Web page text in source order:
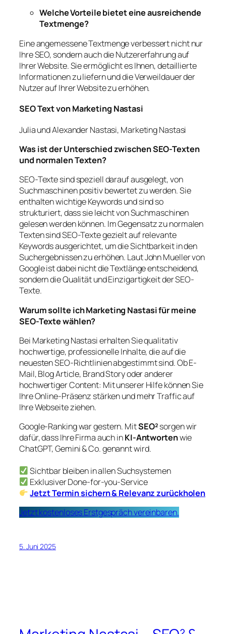
Welche Vorteile bietet eine ausreichende
Textmenge?
Eine angemessene Textmenge verbessert nicht nur
Ihre SEO, sondern auch die Nutzererfahrung auf
Ihrer Website. Sie ermöglicht es Ihnen, detaillierte
Informationen zu liefern und die Verweildauer der
Nutzer auf Ihrer Website zu erhöhen.
SEO Text von Marketing Nastasi
Julia und Alexander Nastasi, Marketing Nastasi
Was ist der Unterschied zwischen SEO-Texten
und normalen Texten?
SEO-Texte sind speziell darauf ausgelegt, von
Suchmaschinen positiv bewertet zu werden. Sie
enthalten wichtige Keywords und sind so
strukturiert, dass sie leicht von Suchmaschinen
gelesen werden können. Im Gegensatz zu normalen
Texten sind SEO-Texte gezielt auf relevante
Keywords ausgerichtet, um die Sichtbarkeit in den
Suchergebnissen zu erhöhen. Laut John Mueller von
Google ist dabei nicht die Textlänge entscheidend,
sondern die Qualität und Einzigartigkeit der SEO-
Texte.
Warum sollte ich Marketing Nastasi für meine
SEO-Texte wählen?
Bei Marketing Nastasi erhalten Sie qualitativ
hochwertige, professionelle Inhalte, die auf die
neuesten SEO-Richtlinien abgestimmt sind. Ob E-
Mail, Blog Article, Brand Story oder anderer
hochwertiger Content: Mit unserer Hilfe können Sie
Ihre Online-Präsenz stärken und mehr Traffic auf
Ihre Webseite ziehen.
Google-Ranking war gestern. MitSEO²sorgen wir
dafür, dass Ihre Firma auch inKI-Antwortenwie
ChatGPT, Gemini & Co. genannt wird.
Sichtbar bleiben in allen Suchsystemen
Exklusiver Done-for-you-Service
Jetzt Termin sichern & Relevanz zurückholen
Jetzt kostenloses Erstgespräch vereinbaren.
5. Juni 2025